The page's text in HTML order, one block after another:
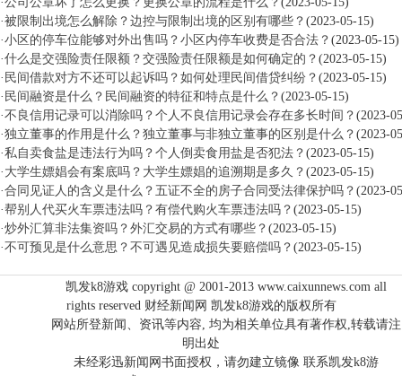
·被限制出境怎么解除？边控与限制出境的区别有哪些？ (2023-05-15)
·小区的停车位能够对外出售吗？小区内停车收费是否合法？ (2023-05-15)
·什么是交强险责任限额？交强险责任限额是如何确定的？ (2023-05-15)
· 民间借款对方不还可以起诉吗？如何处理民间借贷纠纷？ (2023-05-15)
· 民间融资是什么？民间融资的特征和特点是什么？ (2023-05-15)
·不良信用记录可以消除吗？个人不良信用记录会存在多长时间？ (2023-
·独立董事的作用是什么？独立董事与非独立董事的区别是什么？ (2023-
·私自卖食盐是违法行为吗？个人倒卖食用盐是否犯法？ (2023-05-15)
· 大学生嫖娼会有案底吗？大学生嫖娼的追溯期是多久？ (2023-05-15)
·合同见证人的含义是什么？五证不全的房子合同受法律保护吗？ (2023-
·帮别人代买火车票违法吗？有偿代购火车票违法吗？ (2023-05-15)
·炒外汇算非法集资吗？外汇交易的方式有哪些？ (2023-05-15)
·不可预见是什么意思？不可遇见造成损失要赔偿吗？ (2023-05-15)
凯发k8游戏 copyright @ 2001-2013 www.caixunnews.com all
rights reserved 财经新闻网 凯发k8游戏的版权所有
网站所登新闻、资讯等内容, 均为相关单位具有著作权,转载请注
明出处
未经彩迅新闻网书面授权，请勿建立镜像 联系凯发k8游